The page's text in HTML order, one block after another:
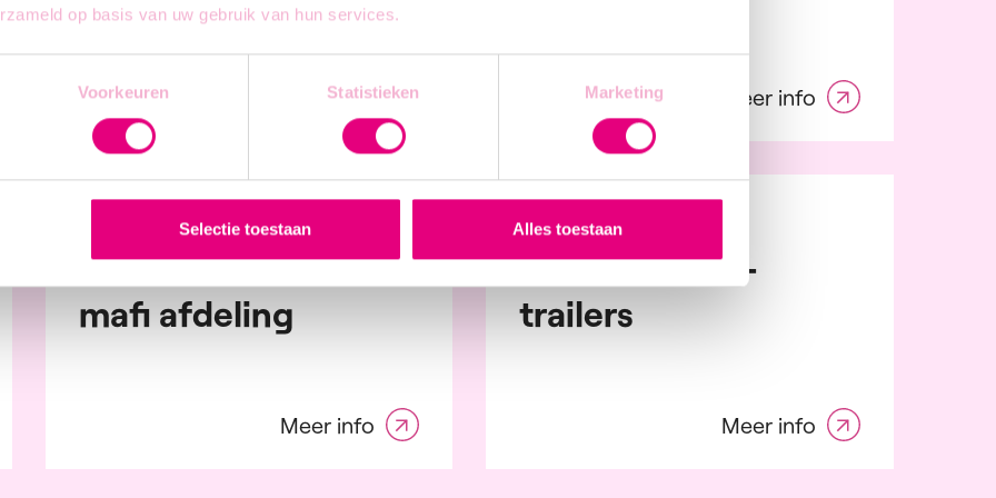
op basis van uw gebruik van hun services.
Voorkeuren Statistieken Marketing
Selectie toestaan Alles toestaan
tijd en toerisme
Meer info Meer info
Zeebrugge / Dagwerk
Half automaat lasser
mafi afdeling
Meer info
Zeebrugge / Dagwerk
Mechanieker -
trailers
Meer info